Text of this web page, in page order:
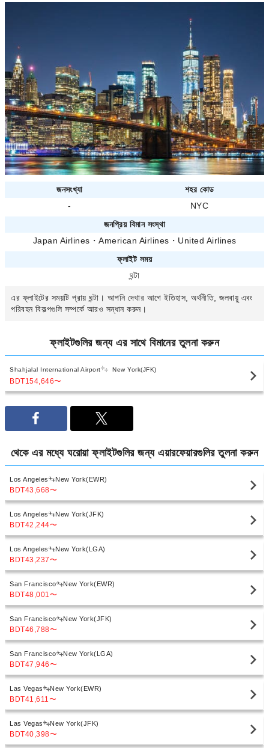
জনসংখ্যা
শহর কোড
-
NYC
জনপ্রিয় বিমান সংস্থা
Japan Airlines ・ American Airlines ・ United Airlines
ফ্লাইট সময়
ঘন্টা
এর ফ্লাইটের সময়টি প্রায় ঘন্টা। আপনি দেখার আগে ইতিহাস, অর্থনীতি, জলবায়ু এবং
পরিবহন বিকল্পগুলি সম্পর্কে আরও সন্ধান করুন।
ফ্লাইটগুলির জন্য এর সাথে বিমানের তুলনা করুন
Shahjalal International Airport New York(JFK)
BDT154,646〜
থেকে এর মধ্যে ঘরোয়া ফ্লাইটগুলির জন্য এয়ারফেয়ারগুলির তুলনা করুন
Los Angeles New York(EWR)
BDT43,668〜
Los Angeles New York(JFK)
BDT42,244〜
Los Angeles New York(LGA)
BDT43,237〜
San Francisco New York(EWR)
BDT48,001〜
San Francisco New York(JFK)
BDT46,788〜
San Francisco New York(LGA)
BDT47,946〜
Las Vegas New York(EWR)
BDT41,611〜
Las Vegas New York(JFK)
BDT40,398〜